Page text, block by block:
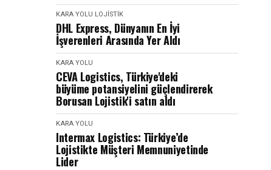
KARA YOLU LOJISTIK
DHL Express, Dünyanın En İyi
İşverenleri Arasında Yer Aldı
KARA YOLU
CEVA Logistics, Türkiye'deki
büyüme potansiyelini güçlendirerek
Borusan Lojistik'i satın aldı
KARA YOLU
Intermax Logistics: Türkiye’de
Lojistikte Müşteri Memnuniyetinde
Lider